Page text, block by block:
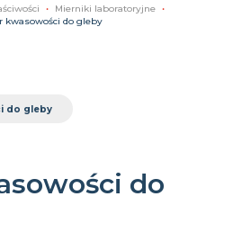
Mierniki laboratoryjne
kwasowości do gleby
do gleby
do